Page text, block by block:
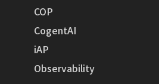
COP
CogentAI
iAP
Observability